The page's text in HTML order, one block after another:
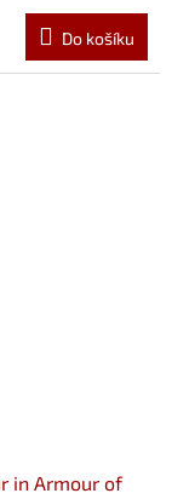
Do košíku
in Armour of